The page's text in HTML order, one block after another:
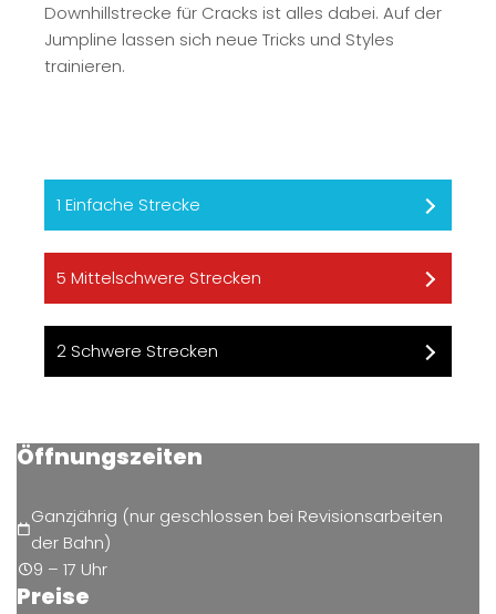
Downhillstrecke für Cracks ist alles dabei. Auf der
Jumpline lassen sich neue Tricks und Styles
trainieren.
1 Einfache Strecke
5 Mittelschwere Strecken
2 Schwere Strecken
Öffnungszeiten
Ganzjährig (nur geschlossen bei Revisionsarbeiten
der Bahn)
9 – 17 Uhr
Preise